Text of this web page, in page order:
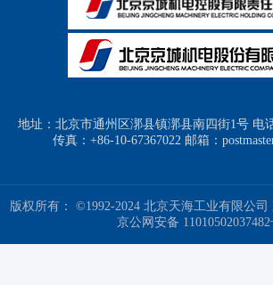
地址：北京市通州区漷县镇漷县南四街1号 电
传真：+86-10-67367022 邮箱：
版权所有： ©1992-2024 北京天海工业有限公司
京公网安备